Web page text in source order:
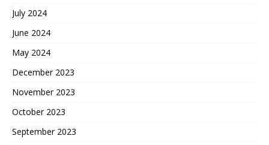
July 2024
June 2024
May 2024
December 2023
November 2023
October 2023
September 2023